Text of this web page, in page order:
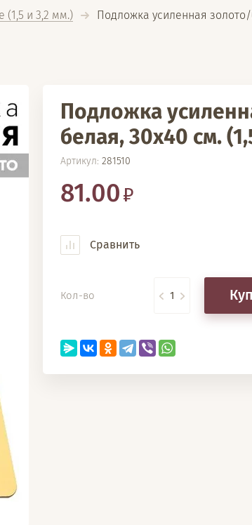
(1,5 и 3,2 мм.)
Подложка усиленная золото/
Подложка
белая, 30х40 см.
Артикул: 281510
81.00
Сравнить
Кол-во